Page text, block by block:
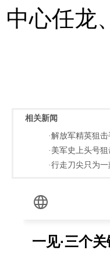
中心任龙
相关新闻
·解放军精英狙
·美军史上头号
·行走刀尖只为